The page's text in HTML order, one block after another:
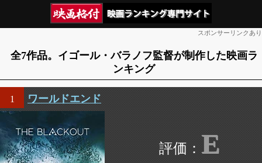
スポンサーリンクあり
全7作品。イゴール・バラノフ監督が制作した映画ラ
ンキング
1 ワールドエンド
E